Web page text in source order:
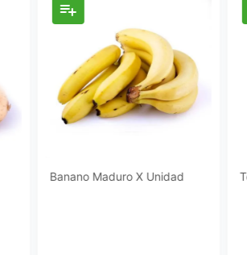
Banano Maduro X Unidad